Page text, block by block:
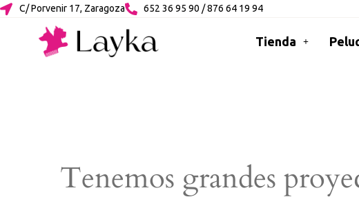
C/ Porvenir 17, Zaragoza 652 36 95 90 / 876 64 19 94
Tienda
Tenemos grandes